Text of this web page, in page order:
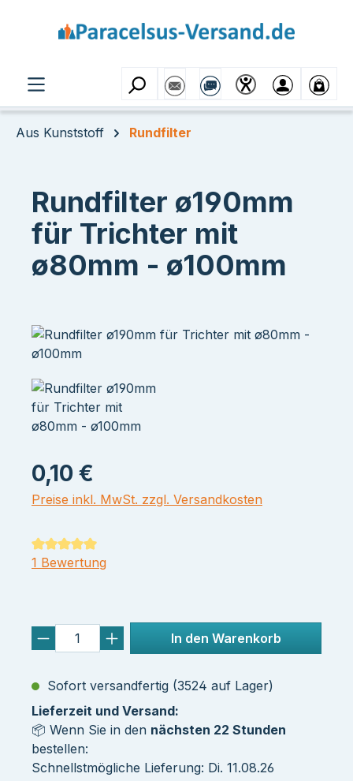
Aus Kunststoff Rundfilter
Rundfilter ø190mm
für Trichter mit
ø80mm - ø100mm
0,10 €
Preise inkl. MwSt. zzgl. Versandkosten
Durchschnittliche Bewertung von 5 von 5 Sternen
1 Bewertung
In den Warenkorb
Sofort versandfertig (3524 auf Lager)
Lieferzeit und Versand:
📦 Wenn Sie in den nächsten 22 Stunden
bestellen:
Schnellstmögliche Lieferung: Di. 11.08.26